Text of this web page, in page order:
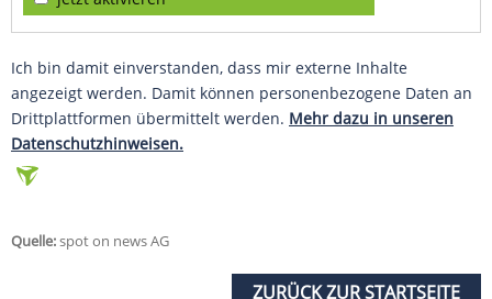
Ich bin damit einverstanden, dass mir externe Inhalte
angezeigt werden. Damit können personenbezogene Daten an
Drittplattformen übermittelt werden. Mehr dazu in unseren
Datenschutzhinweisen.
Quelle:spot on news AG
ZURÜCK ZUR STARTSEITE